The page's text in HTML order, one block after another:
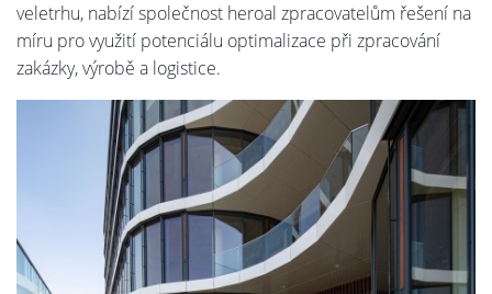
veletrhu, nabízí společnost heroal zpracovatelům řešení na
míru pro využití potenciálu optimalizace při zpracování
zakázky, výrobě a logistice.